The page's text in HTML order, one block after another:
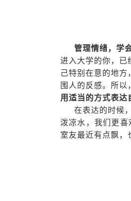
管理情绪，学
进入大学的你，已
己特别在意的地
围人的反感。所
用适当的方式表达
在表达的时候
泼凉水，我们更
室友最近有点飘，